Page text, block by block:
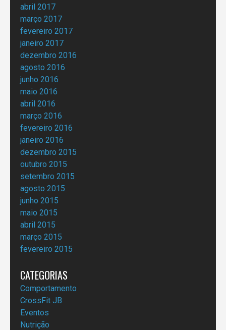
abril 2017
março 2017
fevereiro 2017
janeiro 2017
dezembro 2016
agosto 2016
junho 2016
maio 2016
abril 2016
março 2016
fevereiro 2016
janeiro 2016
dezembro 2015
outubro 2015
setembro 2015
agosto 2015
junho 2015
maio 2015
abril 2015
março 2015
fevereiro 2015
CATEGORIAS
Comportamento
CrossFit JB
Eventos
Nutrição